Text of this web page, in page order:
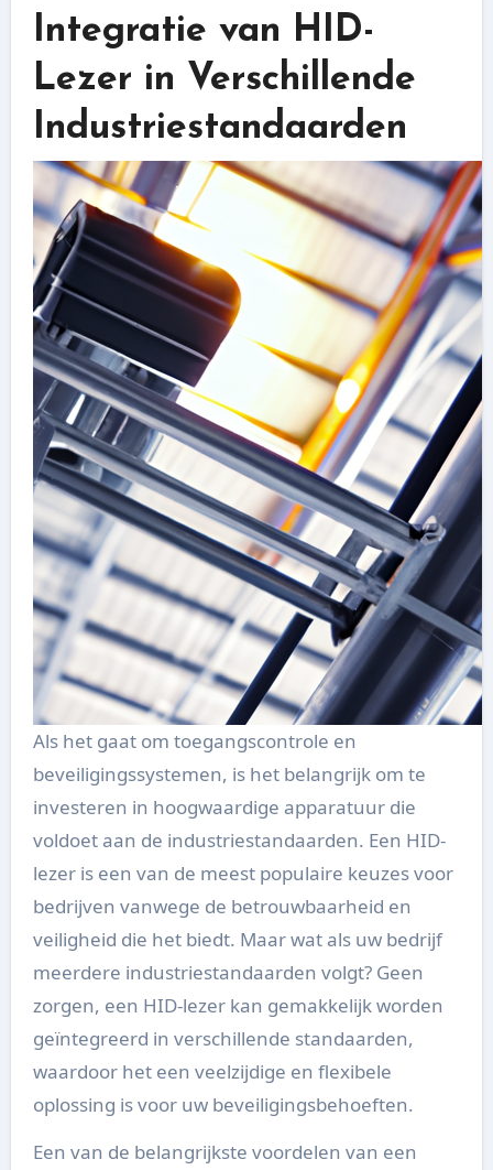
Integratie van HID-
Lezer in Verschillende
Industriestandaarden
Als het gaat om toegangscontrole en
beveiligingssystemen, is het belangrijk om te
investeren in hoogwaardige apparatuur die
voldoet aan de industriestandaarden. Een HID-
lezer is een van de meest populaire keuzes voor
bedrijven vanwege de betrouwbaarheid en
veiligheid die het biedt. Maar wat als uw bedrijf
meerdere industriestandaarden volgt? Geen
zorgen, een HID-lezer kan gemakkelijk worden
geïntegreerd in verschillende standaarden,
waardoor het een veelzijdige en flexibele
oplossing is voor uw beveiligingsbehoeften.
Een van de belangrijkste voordelen van een